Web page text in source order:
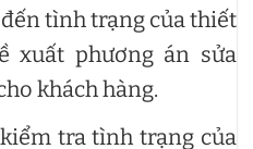
tình trạng của thiết
xuất phương án sửa
khách hàng.
tra tình trạng của